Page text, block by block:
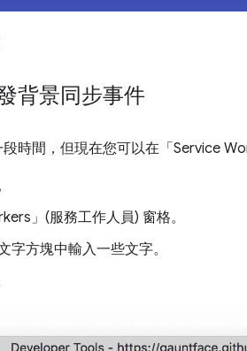
背景同步事件
時間，但現在您可以在「Service
」(服務工作人員) 窗格。
字方塊中輸入一些文字。